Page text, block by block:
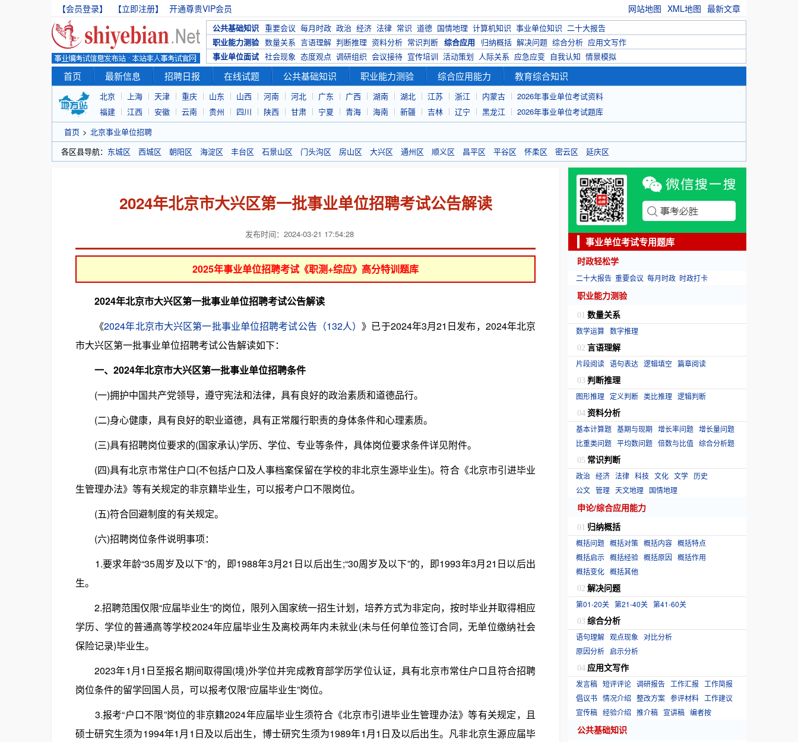
【会员登录】 【立即注册】 开通尊贵VIP会员 网站地图 XML地图 最新文章
公共基础知识 重要会议 每月时政 政治 经济 法律 常识 道德 国情地理 计算机知识 事业单位知识 二十大报告
职业能力测验 数量关系 言语理解 判断推理 资料分析 常识判断 综合应用 归纳概括 解决问题 综合分析 应用文写作
事业单位面试 社会现象 态度观点 调研组织 会议接待 宣传培训 活动策划 人际关系 应急应变 自我认知 情景模拟
首页 最新信息 招聘日报 在线试题 公共基础知识 职业能力测验 综合应用能力 教育综合知识
北京 上海 天津 重庆 山东 山西 河南 河北 广东 广西 湖南 湖北 江苏 浙江 内蒙古
2026年事业单位考试资料
福建
江西 安徽 云南 贵州 四川 陕西 甘肃 宁夏 青海 海南 新疆 吉林 辽宁 黑龙江
2026年事业单位考试题库
首页 > 北京事业单位招聘
各区县导航： 东城区 西城区 朝阳区 海淀区 丰台区 石景山区 门头沟区 房山区 大兴区 通州区 顺义区 昌平区 平谷区 怀柔区 密云区 延庆区
2024年北京市大兴区第一批事业单位招聘考试公告解读
发布时间：2024-03-21 17:54:28
2025年事业单位招聘考试《职测+综应》高分特训题库
2024年北京市大兴区第一批事业单位招聘考试公告解读
《2024年北京市大兴区第一批事业单位招聘考试公告（132人）》已于2024年3月21日发布，2024年北京
市大兴区第一批事业单位招聘考试公告解读如下：
一、2024年北京市大兴区第一批事业单位招聘条件
(一)拥护中国共产党领导，遵守宪法和法律，具有良好的政治素质和道德品行。
(二)身心健康，具有良好的职业道德，具有正常履行职责的身体条件和心理素质。
(三)具有招聘岗位要求的(国家承认)学历、学位、专业等条件，具体岗位要求条件详见附件。
(四)具有北京市常住户口(不包括户口及人事档案保留在学校的非北京生源毕业生)。符合《北京市引进毕业
生管理办法》等有关规定的非京籍毕业生，可以报考户口不限岗位。
(五)符合回避制度的有关规定。
(六)招聘岗位条件说明事项：
1.要求年龄“35周岁及以下”的，即1988年3月21日以后出生;“30周岁及以下”的，即1993年3月21日以后出
生。
2.招聘范围仅限“应届毕业生”的岗位，限列入国家统一招生计划，培养方式为非定向，按时毕业并取得相应
学历、学位的普通高等学校2024年应届毕业生及离校两年内未就业(未与任何单位签订合同，无单位缴纳社会
保险记录)毕业生。
2023年1月1日至报名期间取得国(境)外学位并完成教育部学历学位认证，具有北京市常住户口且符合招聘
岗位条件的留学回国人员，可以报考仅限“应届毕业生”岗位。
3.报考“户口不限”岗位的非京籍2024年应届毕业生须符合《北京市引进毕业生管理办法》等有关规定，且
硕士研究生须为1994年1月1日及以后出生，博士研究生须为1989年1月1日及以后出生。凡非北京生源应届毕
事业单位考试专用题库
时政轻松学
二十大报告 重要会议 每月时政 时政打卡
职业能力测验
01 数量关系
数学运算 数字推理
02 言语理解
片段阅读 语句表达 逻辑填空 篇章阅读
03 判断推理
图形推理 定义判断 类比推理 逻辑判断
04 资料分析
基本计算题 基期与现期 增长率问题 增长量问题
比重类问题 平均数问题 倍数与比值 综合分析题
05 常识判断
政治 经济 法律 科技 文化 文学 历史
公文 管理 天文地理 国情地理
申论/综合应用能力
01 归纳概括
概括问题 概括对策 概括内容 概括特点
概括启示 概括经验 概括原因 概括作用
概括变化 概括其他
02 解决问题
第01-20关 第21-40关 第41-60关
03 综合分析
语句理解 观点现象 对比分析
原因分析 启示分析
04 应用文写作
发言稿 短评评论 调研报告 工作汇报
工作简报
倡议书 情况介绍 整改方案 参评材料 工作建议
宣传稿 经验介绍 推介稿 宣讲稿 编者按
公共基础知识